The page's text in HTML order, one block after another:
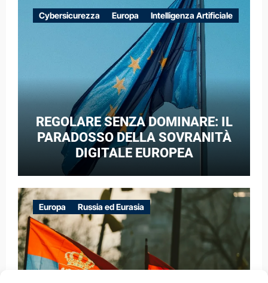
EUROPEE NEL CONTESTO DELLA
GUERRA IBRIDA
Cybersicurezza Europa Intelligenza Artificiale
REGOLARE SENZA DOMINARE: IL
PARADOSSO DELLA SOVRANITÀ
DIGITALE EUROPEA
Europa Russia ed Eurasia